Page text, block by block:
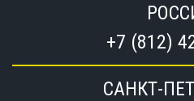
+7 (812)
САНКТ-